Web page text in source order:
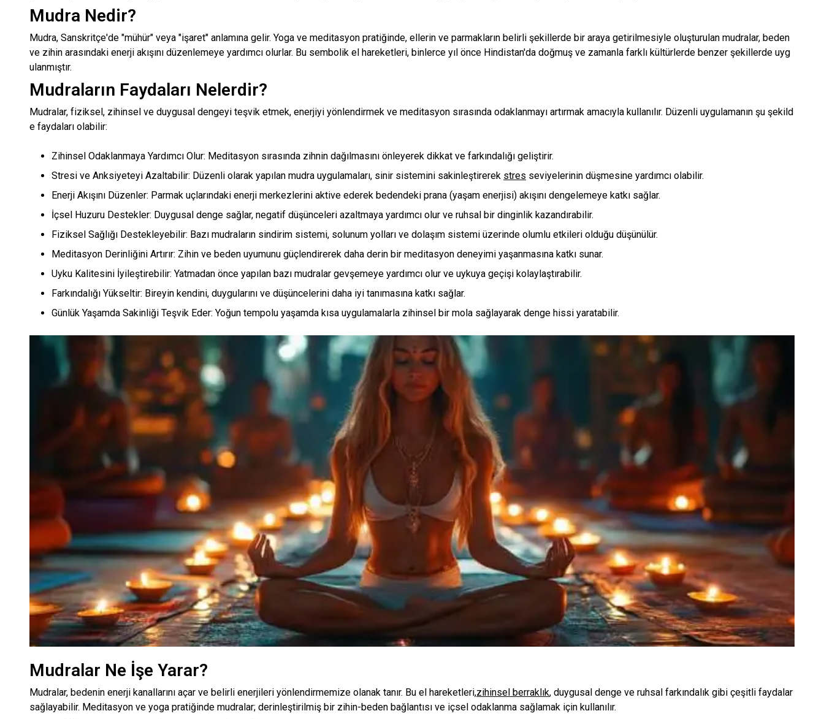
Mudra Nedir?
Mudra, Sanskritçe'de "mühür" veya "işaret" anlamına gelir. Yoga ve meditasyon pratiğinde, ellerin ve parmakların belirli şekillerde bir araya getirilmesiyle oluşturulan mudralar, beden
ve zihin arasındaki enerji akışını düzenlemeye yardımcı olurlar. Bu sembolik el hareketleri, binlerce yıl önce Hindistan'da doğmuş ve zamanla farklı kültürlerde benzer şekillerde uyg
ulanmıştır.
Mudraların Faydaları Nelerdir?
Mudralar, fiziksel, zihinsel ve duygusal dengeyi teşvik etmek, enerjiyi yönlendirmek ve meditasyon sırasında odaklanmayı artırmak amacıyla kullanılır. Düzenli uygulamanın şu şekild
e faydaları olabilir:
Zihinsel Odaklanmaya Yardımcı Olur: Meditasyon sırasında zihnin dağılmasını önleyerek dikkat ve farkındalığı geliştirir.
Stresi ve Anksiyeteyi Azaltabilir: Düzenli olarak yapılan mudra uygulamaları, sinir sistemini sakinleştirerek stres seviyelerinin düşmesine yardımcı olabilir.
Enerji Akışını Düzenler: Parmak uçlarındaki enerji merkezlerini aktive ederek bedendeki prana (yaşam enerjisi) akışını dengelemeye katkı sağlar.
İçsel Huzuru Destekler: Duygusal denge sağlar, negatif düşünceleri azaltmaya yardımcı olur ve ruhsal bir dinginlik kazandırabilir.
Fiziksel Sağlığı Destekleyebilir: Bazı mudraların sindirim sistemi, solunum yolları ve dolaşım sistemi üzerinde olumlu etkileri olduğu düşünülür.
Meditasyon Derinliğini Artırır: Zihin ve beden uyumunu güçlendirerek daha derin bir meditasyon deneyimi yaşanmasına katkı sunar.
Uyku Kalitesini İyileştirebilir: Yatmadan önce yapılan bazı mudralar gevşemeye yardımcı olur ve uykuya geçişi kolaylaştırabilir.
Farkındalığı Yükseltir: Bireyin kendini, duygularını ve düşüncelerini daha iyi tanımasına katkı sağlar.
Günlük Yaşamda Sakinliği Teşvik Eder: Yoğun tempolu yaşamda kısa uygulamalarla zihinsel bir mola sağlayarak denge hissi yaratabilir.
Mudralar Ne İşe Yarar?
Mudralar, bedenin enerji kanallarını açar ve belirli enerjileri yönlendirmemize olanak tanır. Bu el hareketleri,zihinsel berraklık, duygusal denge ve ruhsal farkındalık gibi çeşitli faydalar
sağlayabilir. Meditasyon ve yoga pratiğinde mudralar; derinleştirilmiş bir zihin-beden bağlantısı ve içsel odaklanma sağlamak için kullanılır.